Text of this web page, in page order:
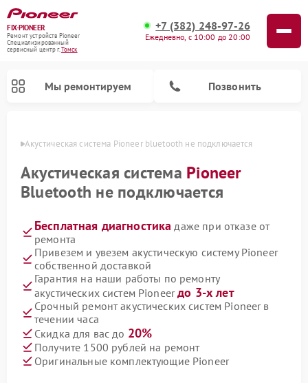
FIX-PIONEER
Ремонт устройств Pioneer
Специализированный
cервисный центр г.Томск
+7 (382) 248-97-26
Ежедневно, с 10:00 до 20:00
Мы ремонтируем Позвонить
Акустическая система Pioneer bluetooth не подключается
Акустическая система Pioneer
Bluetooth не подключается
Бесплатная диагностика даже при отказе от
ремонта
Привезем и увезем акустическую систему Pioneer
собственной доставкой
Гарантия на наши работы по ремонту
акустических систем Pioneerдо 3-х лет
Срочный ремонт акустических систем Pioneer в
течении часа
Скидка для вас до 20%
Получите 1500 рублей на ремонт
Оригинальные комплектующие Pioneer